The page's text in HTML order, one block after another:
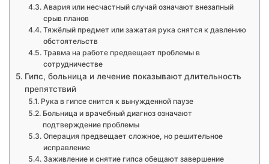
Авария или несчастный случай означают внезапный
срыв планов
Тяжёлый предмет или зажатая рука снятся к давлению
обстоятельств
Травма на работе предвещает проблемы в
сотрудничестве
Гипс, больница и лечение показывают длительность
препятствий
Рука в гипсе снится к вынужденной паузе
Больница и врачебный диагноз означают
подтверждение проблемы
Операция предвещает сложное, но решительное
исправление
Заживление и снятие гипса обещают завершение